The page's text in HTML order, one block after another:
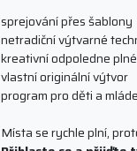
sprejování přes šablony
netradiční výtvarné
kreativní odpoledne
vlastní originální výtvor
program pro děti a
Místa se rychle plní,